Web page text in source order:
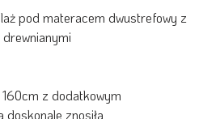
pod materacem dwustrefowy z
z dodatkowym
znosiła